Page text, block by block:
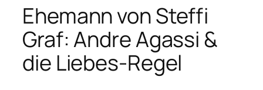
Ehemann von Steffi
Graf: Andre Agassi &
die Liebes-Regel